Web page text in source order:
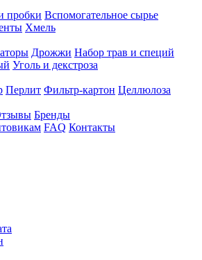
пробки Вспомогательное сырье
Хмель
Дрожжи Набор трав и специй
Уголь и декстроза
Перлит Фильтр-картон Целлюлоза
Бренды
FAQ Контакты